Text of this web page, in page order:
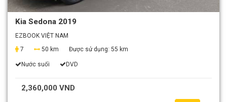
Kia Sedona 2019
EZBOOK VIỆT NAM
7
50 km Được sử dụng: 55 km
Nước suối DVD
2,360,000 VND